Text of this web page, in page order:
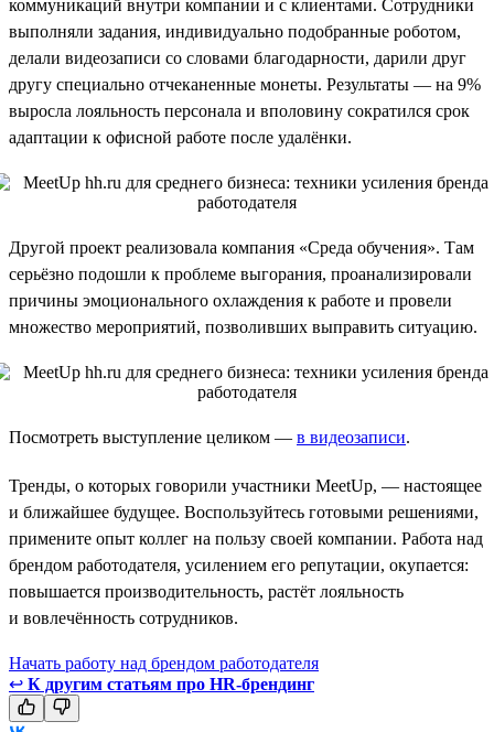
коммуникаций внутри компании и с клиентами. Сотрудники
выполняли задания, индивидуально подобранные роботом,
делали видеозаписи со словами благодарности, дарили друг
другу специально отчеканенные монеты. Результаты — на 9%
выросла лояльность персонала и вполовину сократился срок
адаптации к офисной работе после удалёнки.
Другой проект реализовала компания «Среда обучения». Там
серьёзно подошли к проблеме выгорания, проанализировали
причины эмоционального охлаждения к работе и провели
множество мероприятий, позволивших выправить ситуацию.
Посмотреть выступление целиком — в видеозаписи.
Тренды, о которых говорили участники MeetUp, — настоящее
и ближайшее будущее. Воспользуйтесь готовыми решениями,
примените опыт коллег на пользу своей компании. Работа над
брендом работодателя, усилением его репутации, окупается:
повышается производительность, растёт лояльность
и вовлечённость сотрудников.
Начать работу над брендом работодателя
↩ К другим статьям про HR-брендинг